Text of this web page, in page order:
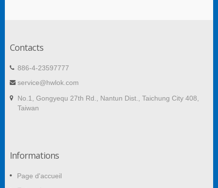
Contacts
886-4-23597777
service@hwlok.com
No.1, Gongyequ 27th Rd., Nantun Dist., Taichung City 408,
Taiwan
Informations
Page d'accueil